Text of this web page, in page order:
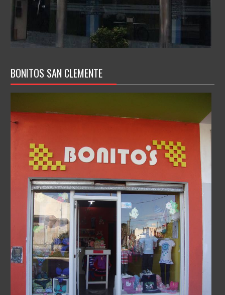
BONITOS SAN CLEMENTE